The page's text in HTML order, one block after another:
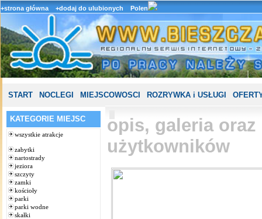
+strona główna +dodaj do ulubionych Polen
START NOCLEGI MIEJSCOWOSCI ROZRYWKA i USŁUGI
KATEGORIE MIEJSC
wszystkie atrakcje
zabytki
nartostrady
jeziora
szczyty
zamki
kościoły
parki
parki wodne
skałki
opis, galeria oraz
użytkowników